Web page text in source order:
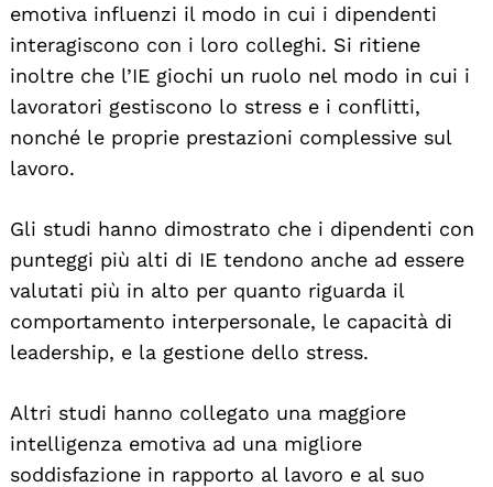
emotiva influenzi il modo in cui i dipendenti
interagiscono con i loro colleghi. Si ritiene
inoltre che l’IE giochi un ruolo nel modo in cui i
lavoratori gestiscono lo stress e i conflitti,
nonché le proprie prestazioni complessive sul
lavoro.
Gli studi hanno dimostrato che i dipendenti con
punteggi più alti di IE tendono anche ad essere
valutati più in alto per quanto riguarda il
comportamento interpersonale, le capacità di
leadership, e la gestione dello stress.
Altri studi hanno collegato una maggiore
intelligenza emotiva ad una migliore
soddisfazione in rapporto al lavoro e al suo